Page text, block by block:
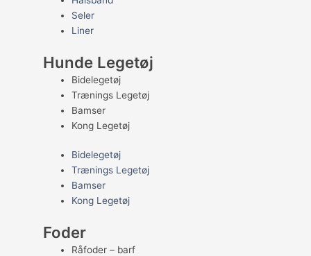
Seler
Liner
Hunde Legetøj
Bidelegetøj
Trænings Legetøj
Bamser
Kong Legetøj
Bidelegetøj
Trænings Legetøj
Bamser
Kong Legetøj
Foder
Råfoder – barf